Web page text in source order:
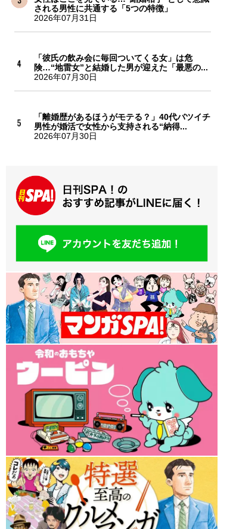
される男性に共通する「5つの特徴」
2026年07月31日
「彼氏の飲み会に毎回ついてくる女」は危
険…“地雷女”と結婚した男が迎えた「最悪の...
2026年07月30日
「離婚歴があるほうがモテる？」40代バツイチ
男性が婚活で女性から支持される“納得...
2026年07月30日